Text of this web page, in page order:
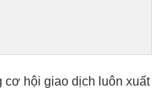
cơ hội giao dịch luôn xuất